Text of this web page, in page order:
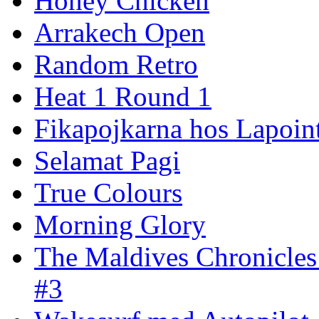
Arrakech Open
Random Retro
Heat 1 Round 1
Fikapojkarna hos
Selamat Pagi
True Colours
Morning Glory
The Maldives
#3